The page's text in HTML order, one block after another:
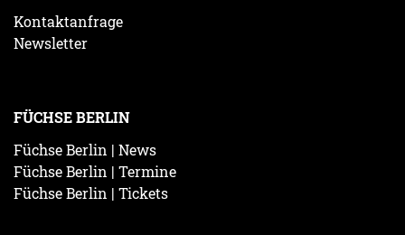
Kontaktanfrage
Newsletter
FÜCHSE BERLIN
Füchse Berlin | News
Füchse Berlin | Termine
Füchse Berlin | Tickets